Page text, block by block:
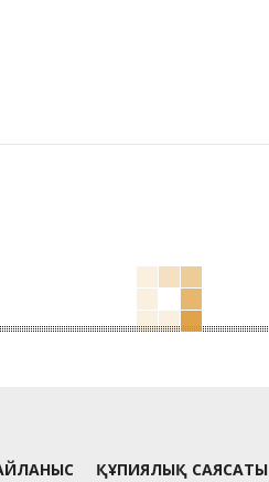
ҚҰПИЯЛЫҚ САЯСАТЫ